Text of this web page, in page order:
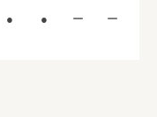
● ● ー ー